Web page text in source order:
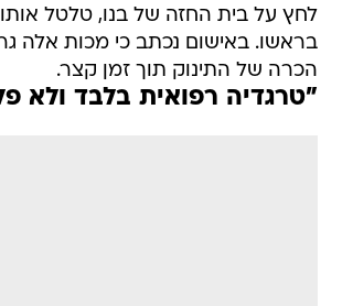
לחץ על בית החזה של בנו, טלטל
בראשו. באישום נכתב כי מכות אלה
הכרה של התינוק תוך זמן קצר.
"טרגדיה רפואית בלבד ולא